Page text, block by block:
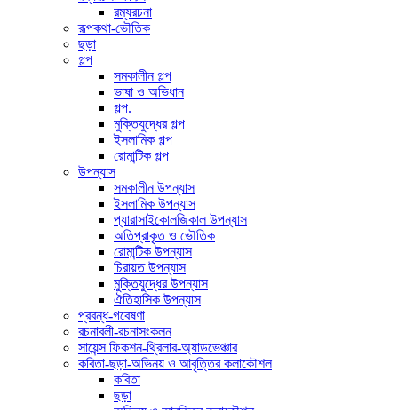
রম্যরচনা
রূপকথা-ভৌতিক
ছড়া
গল্প
সমকালীন গল্প
ভাষা ও অভিধান
গল্প.
মুক্তিযুদ্ধের গল্প
ইসলামিক গল্প
রোমান্টিক গল্প
উপন্যাস
সমকালীন উপন্যাস
ইসলামিক উপন্যাস
প্যারাসাইকোলজিকাল উপন্যাস
অতিপ্রাকৃত ও ভৌতিক
রোমান্টিক উপন্যাস
চিরায়ত উপন্যাস
মুক্তিযুদ্ধের উপন্যাস
ঐতিহাসিক উপন্যাস
প্রবন্ধ-গবেষণা
রচনাবলী-রচনাসংকলন
সায়েন্স ফিকশন-থ্রিলার-অ্যাডভেঞ্চার
কবিতা-ছড়া-অভিনয় ও আবৃত্তির কলাকৌশল
কবিতা
ছড়া